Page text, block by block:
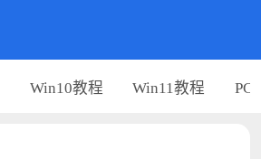
Win10教程 Win11教程 PC